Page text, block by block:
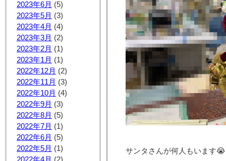
2023年6月 (5)
2023年5月 (3)
2023年4月 (4)
2023年3月 (2)
2023年2月 (1)
2023年1月 (1)
2022年12月 (2)
2022年11月 (3)
2022年10月 (4)
2022年9月 (3)
2022年8月 (5)
2022年7月 (1)
2022年6月 (5)
2022年5月 (1)
サンタさんが何人もいます